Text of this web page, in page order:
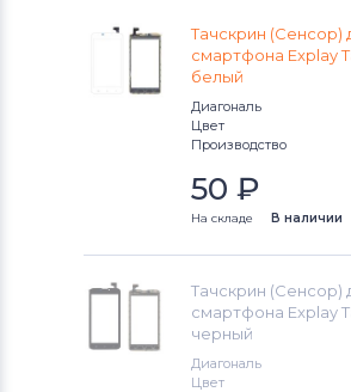
Phone
Тачскрины для смартфонов
Тачскрины для смартфонов
Тачскрины для смартфонов
Prestigio
Тачскрины для смартфонов
Тачскрины для смартфонов
Тачскрин (Сенсор)
смартфона Explay
белый
Диагональ
Цвет
Производство
50 ₽
На складе В наличии
Тачскрин (Сенсор)
смартфона Explay
черный
Диагональ
Цвет